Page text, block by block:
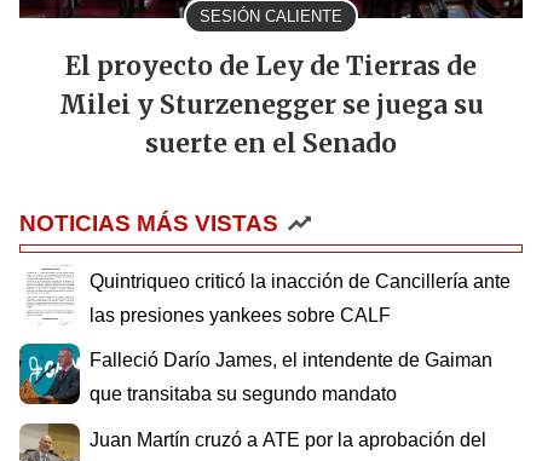
SESIÓN CALIENTE
El proyecto de Ley de Tierras de
Milei y Sturzenegger se juega su
suerte en el Senado
NOTICIAS MÁS VISTAS
Quintriqueo criticó la inacción de Cancillería ante
las presiones yankees sobre CALF
Falleció Darío James, el intendente de Gaiman
que transitaba su segundo mandato
Juan Martín cruzó a ATE por la aprobación del